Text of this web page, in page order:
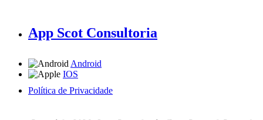
App Scot Consultoria
Android
IOS
Política de Privacidade